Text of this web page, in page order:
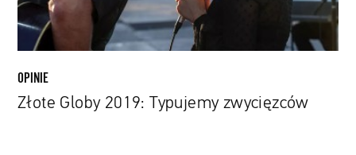
OPINIE
Złote Globy 2019: Typujemy zwycięzców